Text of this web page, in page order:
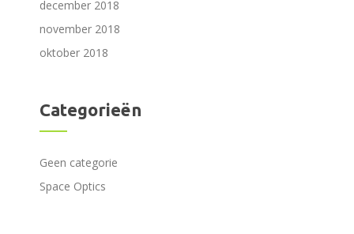
december 2018
november 2018
oktober 2018
Categorieën
Geen categorie
Space Optics